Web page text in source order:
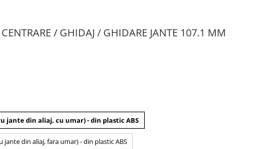
/ GHIDAJ / GHIDARE JANTE 107.1 MM
jante din aliaj, cu umar) - din plastic ABS
jante din aliaj, fara umar) - din plastic ABS